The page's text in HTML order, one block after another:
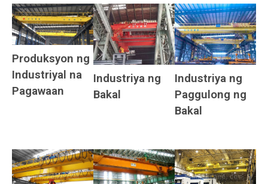
Produksyon ng
Industriyal na
Pagawaan
Industriya ng
Bakal
Industriya ng
Paggulong ng
Bakal